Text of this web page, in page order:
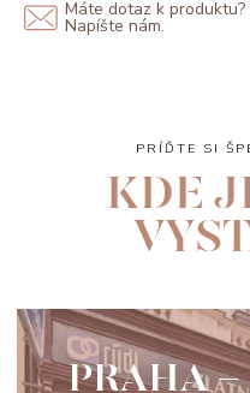
Máte dotaz k produktu?
Napíšte nám.
PRÍĎTE SI
KDE
PRAHA -